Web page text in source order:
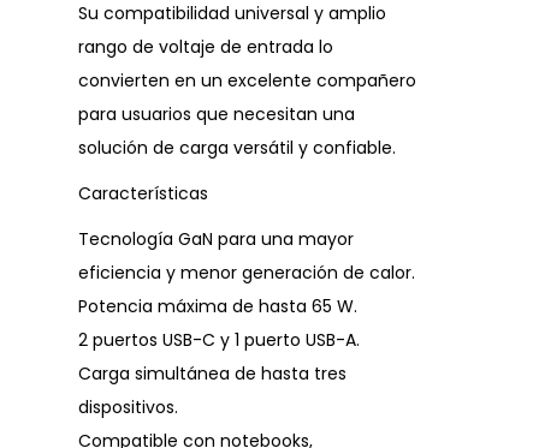
Su compatibilidad universal y amplio
rango de voltaje de entrada lo
convierten en un excelente compañero
para usuarios que necesitan una
solución de carga versátil y confiable.
Características
Tecnología GaN para una mayor
eficiencia y menor generación de calor.
Potencia máxima de hasta 65 W.
2 puertos USB-C y 1 puerto USB-A.
Carga simultánea de hasta tres
dispositivos.
Compatible con notebooks,